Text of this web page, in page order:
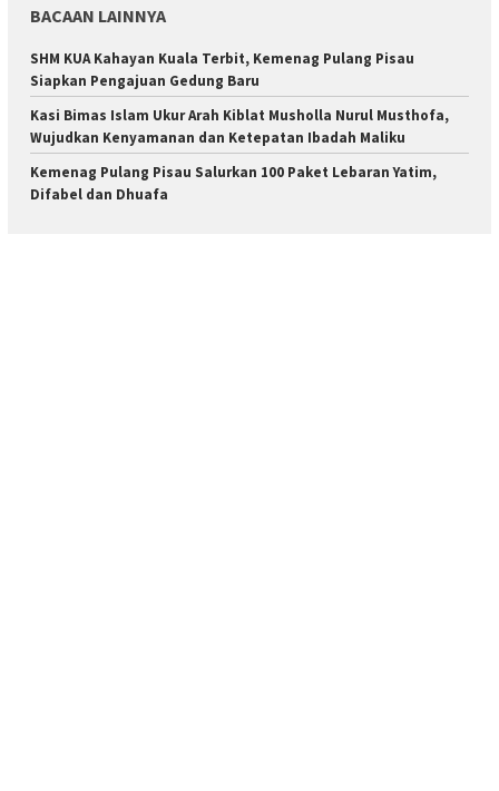
BACAAN LAINNYA
SHM KUA Kahayan Kuala Terbit, Kemenag Pulang Pisau
Siapkan Pengajuan Gedung Baru
Kasi Bimas Islam Ukur Arah Kiblat Musholla Nurul Musthofa,
Wujudkan Kenyamanan dan Ketepatan Ibadah Maliku
Kemenag Pulang Pisau Salurkan 100 Paket Lebaran Yatim,
Difabel dan Dhuafa